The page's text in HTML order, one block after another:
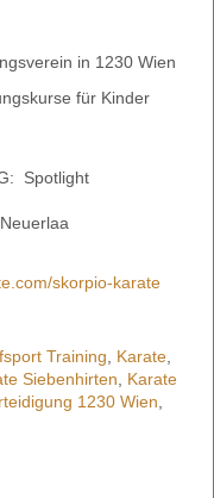
in 1230 Wien
für Kinder
Spotlight
skorpio-karate
Training, Karate,
Siebenhirten, Karate
1230 Wien,